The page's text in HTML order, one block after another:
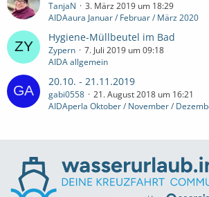
TanjaN
3. März 2019 um 18:29
AIDAaura Januar / Februar / März 2020
Hygiene-Müllbeutel im Bad
Zypern
7. Juli 2019 um 09:18
AIDA allgemein
20.10. - 21.11.2019
gabi0558
21. August 2018 um 16:21
AIDAperla Oktober / November /